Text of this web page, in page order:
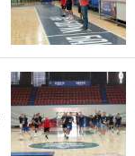
0